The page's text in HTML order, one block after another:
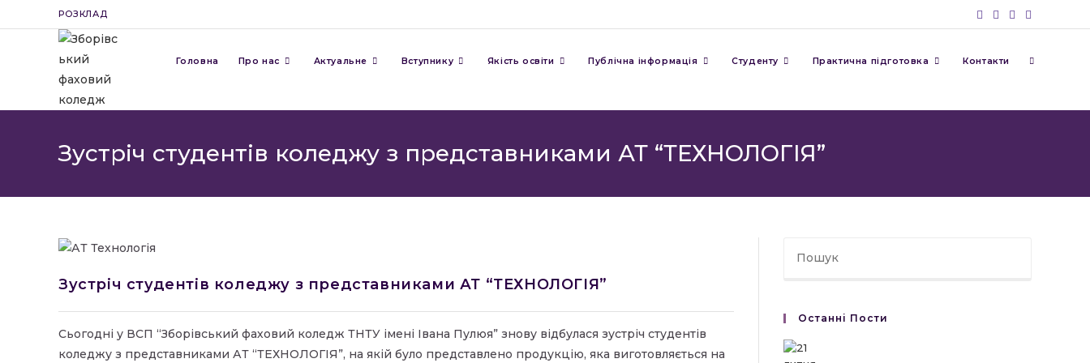
до
РОЗКЛАД
Головна Про нас Актуальне Вступнику Якість освіти Публічна інформація Студенту Практична підготовка Контакти
Зустріч студентів коледжу з представниками АТ “ТЕХНОЛОГІЯ”
Зустріч студентів коледжу з представниками АТ “ТЕХНОЛОГІЯ”
Сьогодні у ВСП “Зборівський фаховий коледж ТНТУ імені Івана Пулюя” знову відбулася зустріч студентів
коледжу з представниками АТ “ТЕХНОЛОГІЯ”, на якій було представлено продукцію, яка виготовляється на
Останні Пости